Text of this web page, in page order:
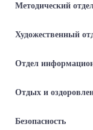
Методический
Художественный
Отдел
Отдых и
Безопасность